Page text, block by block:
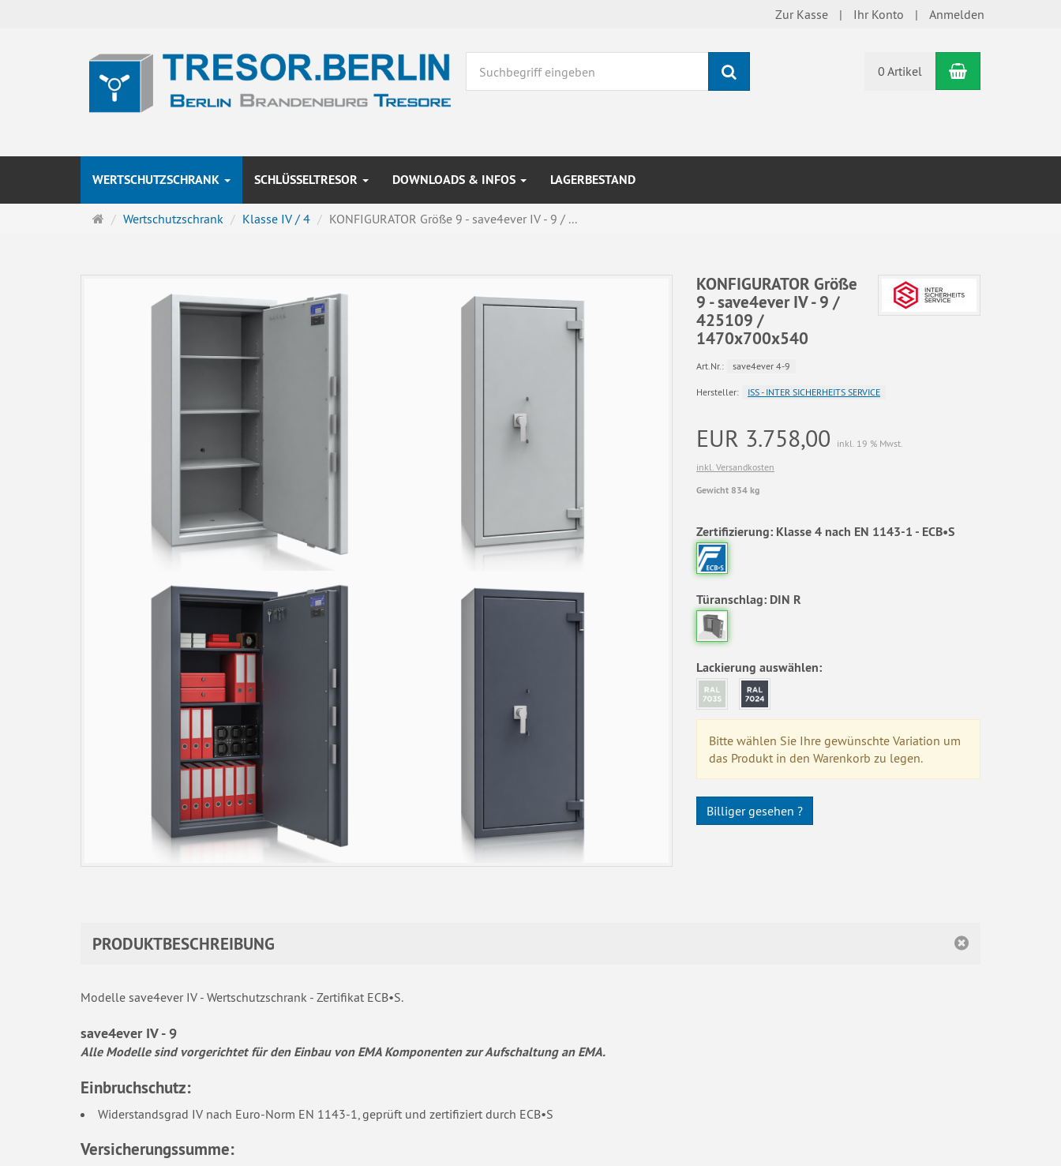
Zur Kasse Ihr Konto Anmelden
0 Artikel Warenkorb
WERTSCHUTZSCHRANK SCHLÜSSELTRESOR DOWNLOADS & INFOS LAGERBESTAND
Startseite
Wertschutzschrank Klasse IV / 4 KONFIGURATOR Größe 9 - save4ever IV - 9 / ...
KONFIGURATOR Größe
9 - save4ever IV - 9 /
425109 /
1470x700x540
Art.Nr.: save4ever 4-9
Hersteller: ISS - INTER SICHERHEITS SERVICE
EUR 3.758,00
inkl. 19 % Mwst.
inkl. Versandkosten
Gewicht 834 kg
Zertifizierung: Klasse 4 nach EN 1143-1 - ECB•S
Türanschlag: DIN R
Lackierung auswählen:
Bitte wählen Sie Ihre gewünschte Variation um
das Produkt in den Warenkorb zu legen.
Billiger gesehen ?
PRODUKTBESCHREIBUNG
Modelle save4ever IV - Wertschutzschrank - Zertifikat ECB•S.
save4ever IV - 9
Alle Modelle sind vorgerichtet für den Einbau von EMA Komponenten zur Aufschaltung an EMA.
Einbruchschutz:
Widerstandsgrad IV nach Euro-Norm EN 1143-1, geprüft und zertifiziert durch ECB•S
Versicherungssumme: